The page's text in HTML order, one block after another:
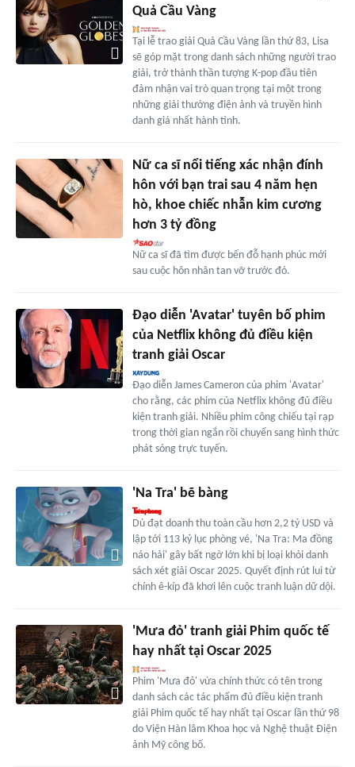
Quả Cầu Vàng
Tại lễ trao giải Quả Cầu Vàng lần thứ 83, Lisa
sẽ góp mặt trong danh sách những người trao
giải, trở thành thần tượng K-pop đầu tiên
đảm nhận vai trò quan trọng tại một trong
những giải thưởng điện ảnh và truyền hình
danh giá nhất hành tinh.
Nữ ca sĩ nổi tiếng xác nhận đính
hôn với bạn trai sau 4 năm hẹn
hò, khoe chiếc nhẫn kim cương
hơn 3 tỷ đồng
Nữ ca sĩ đã tìm được bến đỗ hạnh phúc mới
sau cuộc hôn nhân tan vỡ trước đó.
Đạo diễn 'Avatar' tuyên bố phim
của Netflix không đủ điều kiện
tranh giải Oscar
Đạo diễn James Cameron của phim 'Avatar'
cho rằng, các phim của Netflix không đủ điều
kiện tranh giải. Nhiều phim công chiếu tại rạp
trong thời gian ngắn rồi chuyển sang hình thức
phát sóng trực tuyến.
'Na Tra' bẽ bàng
Dù đạt doanh thu toàn cầu hơn 2,2 tỷ USD và
lập tới 113 kỷ lục phòng vé, 'Na Tra: Ma đồng
náo hải' gây bất ngờ lớn khi bị loại khỏi danh
sách xét giải Oscar 2025. Quyết định rút lui từ
chính ê-kíp đã khơi lên cuộc tranh luận dữ dội.
'Mưa đỏ' tranh giải Phim quốc tế
hay nhất tại Oscar 2025
Phim 'Mưa đỏ' vừa chính thức có tên trong
danh sách các tác phẩm đủ điều kiện tranh
giải Phim quốc tế hay nhất tại Oscar lần thứ 98
do Viện Hàn lâm Khoa học và Nghệ thuật Điện
ảnh Mỹ công bố.